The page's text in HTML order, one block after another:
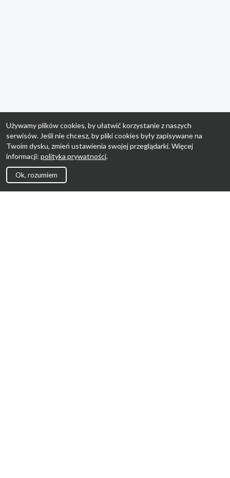
Używamy plików cookies, by ułatwić korzystanie z naszych
serwisów. Jeśli nie chcesz, by pliki cookies były zapisywane na
Twoim dysku, zmień ustawienia swojej przeglądarki. Więcej
informacji: polityka prywatności.
Ok, rozumiem